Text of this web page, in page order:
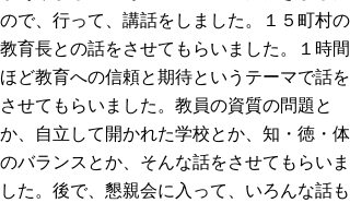
ので、行って、講話をしました。１５町村の
教育長との話をさせてもらいました。１時間
ほど教育への信頼と期待というテーマで話を
させてもらいました。教員の資質の問題と
か、自立して開かれた学校とか、知・徳・体
のバランスとか、そんな話をさせてもらいま
した。後で、懇親会に入って、いろんな話も